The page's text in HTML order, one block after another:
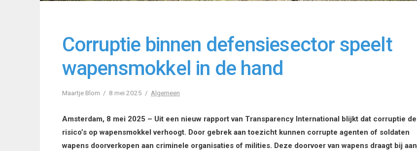
Corruptie binnen defensiesector speelt
wapensmokkel in de hand
Maartje Blom 8 mei 2025 Algemeen
Amsterdam, 8 mei 2025 – Uit een nieuw rapport van Transparency International blijkt dat corruptie de
risico’s op wapensmokkel verhoogt. Door gebrek aan toezicht kunnen corrupte agenten of soldaten
wapens doorverkopen aan criminele organisaties of milities. Deze doorvoer van wapens draagt bij aan